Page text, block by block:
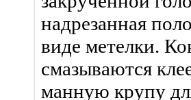
надрезанная
виде метелки.
смазываются
манную крупу